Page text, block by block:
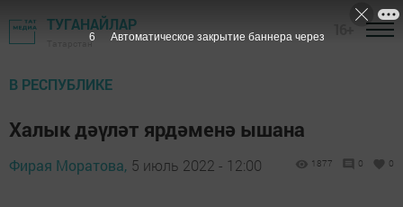
ТУГАНАЙЛАР
Татарстан
В РЕСПУБЛИКЕ
Халык дәүләт ярдәменә ышана
Фирая Моратова, 5 июль 2022 - 12:00 1877 0 0
5 Автоматическое закрытие баннера через